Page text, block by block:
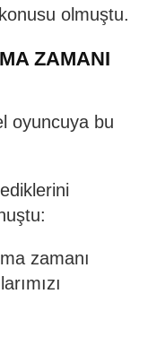
olmuştu.
ZAMANI
oyuncuya bu
zamanı